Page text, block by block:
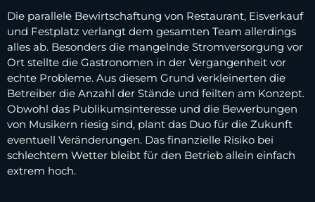
Die parallele Bewirtschaftung von Restaurant, Eisverkauf
und Festplatz verlangt dem gesamten Team allerdings
alles ab. Besonders die mangelnde Stromversorgung vor
Ort stellte die Gastronomen in der Vergangenheit vor
echte Probleme. Aus diesem Grund verkleinerten die
Betreiber die Anzahl der Stände und feilten am Konzept.
Obwohl das Publikumsinteresse und die Bewerbungen
von Musikern riesig sind, plant das Duo für die Zukunft
eventuell Veränderungen. Das finanzielle Risiko bei
schlechtem Wetter bleibt für den Betrieb allein einfach
extrem hoch.